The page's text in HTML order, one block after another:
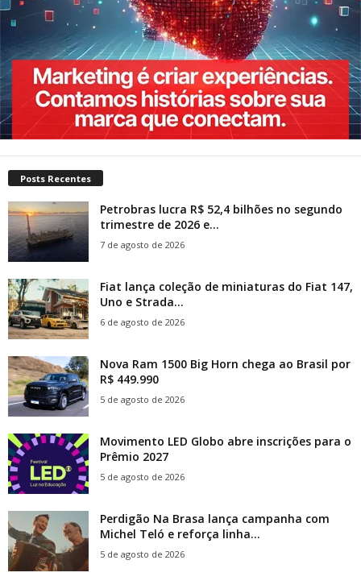
Posts Recentes
Petrobras lucra R$ 52,4 bilhões no segundo
trimestre de 2026 e...
7 de agosto de 2026
Fiat lança coleção de miniaturas do Fiat 147,
Uno e Strada...
6 de agosto de 2026
Nova Ram 1500 Big Horn chega ao Brasil por
R$ 449.990
5 de agosto de 2026
Movimento LED Globo abre inscrições para o
Prêmio 2027
5 de agosto de 2026
Perdigão Na Brasa lança campanha com
Michel Teló e reforça linha...
5 de agosto de 2026